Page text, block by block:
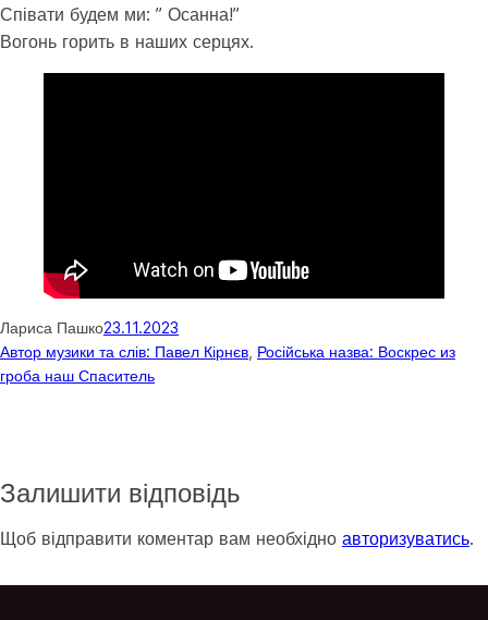
Співати будем ми: ” Осанна!”
Вогонь горить в наших серцях.
Лариса Пашко23.11.2023
Автор музики та слів: Павел Кірнєв Російська назва: Воскрес из
гроба наш Спаситель
Залишити відповідь
Щоб відправити коментар вам необхідно авторизуватись.